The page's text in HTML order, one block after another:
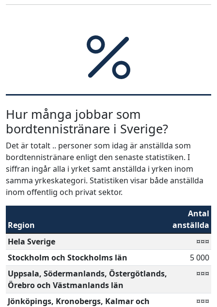
Hur många jobbar som
bordtennistränare i Sverige?
Det är totalt .. personer som idag är anställda som
bordtennistränare enligt den senaste statistiken. I
siffran ingår alla i yrket samt anställda i yrken inom
samma yrkeskategori. Statistiken visar både anställda
inom offentlig och privat sektor.
Region
Antal
anställda
Hela Sverige
¤¤¤
Stockholm och Stockholms län
5 000
Uppsala, Södermanlands, Östergötlands,
Örebro och Västmanlands län
¤¤¤
Jönköpings, Kronobergs, Kalmar och
¤¤¤